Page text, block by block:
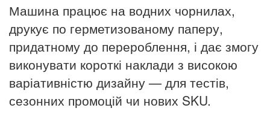
Машина працює на водних чорнилах,
друкує по герметизованому паперу,
придатному до перероблення, і дає змогу
виконувати короткі наклади з високою
варіативністю дизайну — для тестів,
сезонних промоцій чи нових SKU.